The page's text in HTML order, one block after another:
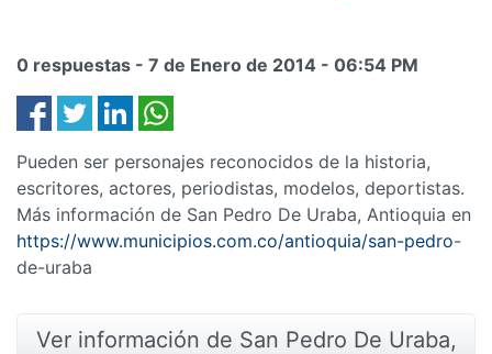
0 respuestas - 7 de Enero de 2014 - 06:54 PM
Pueden ser personajes reconocidos de la historia,
escritores, actores, periodistas, modelos, deportistas.
Más información de San Pedro De Uraba, Antioquia en
https://www.municipios.com.co/antioquia/san-pedro-
de-uraba
Ver información de San Pedro De Uraba,